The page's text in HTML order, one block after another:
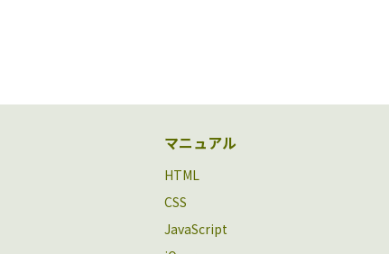
マニュアル
HTML
CSS
JavaScript